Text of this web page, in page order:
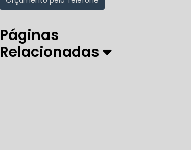
Páginas
Relacionadas